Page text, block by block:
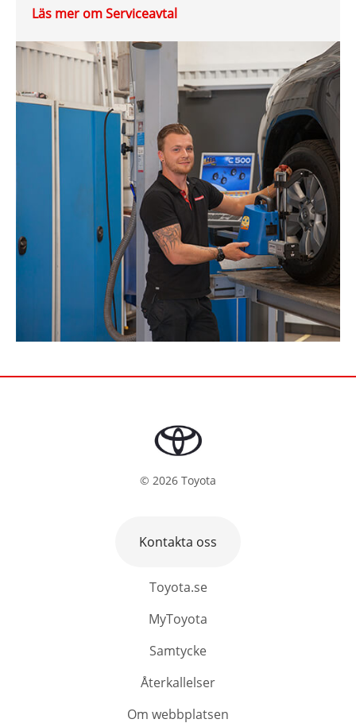
Läs mer om Serviceavtal
© 2026 Toyota
Toyota.se
MyToyota
Samtycke
Återkallelser
Om webbplatsen
Kontakta oss